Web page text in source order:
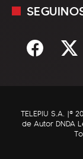
Sociedad
C5N Autos
RatingCero
Mediakit
Términos y
TELEPIU S.A. |©
de Autor DNDA